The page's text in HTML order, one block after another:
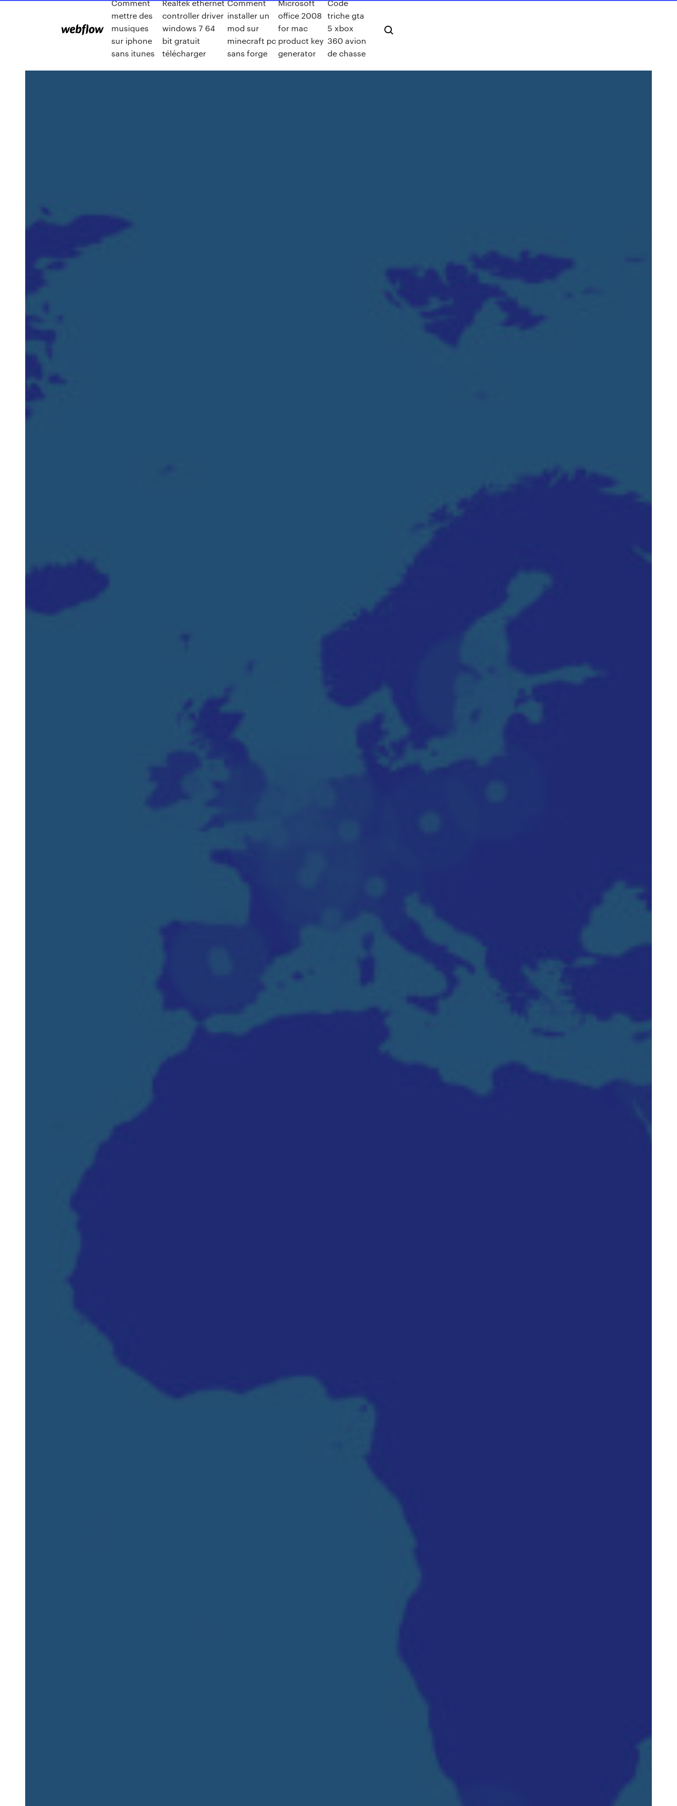
Comment
mettre des
musiques
sur iphone
sans itunes
Realtek ethernet
controller driver
windows 7 64
bit gratuit
télécharger
Comment
installer un
mod sur
minecraft pc
sans forge
Microsoft
office 2008
for mac
product key
generator
Code
triche gta
5 xbox
360 avion
de chasse